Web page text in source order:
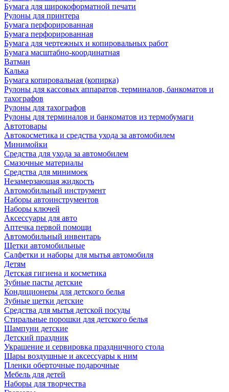
Бумага для широкоформатной печати
Рулоны для принтера
Бумага перфорированная
Бумага перфорированная
Бумага для чертежных и копировальных работ
Бумага масштабно-координатная
Ватман
Калька
Бумага копировальная (копирка)
Рулоны для кассовых аппаратов, терминалов, банкоматов и
тахографов
Рулоны для тахографов
Рулоны для терминалов и банкоматов из термобумаги
Автотовары
Автокосметика и средства ухода за автомобилем
Минимойки
Средства для ухода за автомобилем
Смазочные материалы
Средства для минимоек
Незамерзающая жидкость
Автомобильный инструмент
Наборы автоинструментов
Наборы ключей
Аксессуары для авто
Аптечка первой помощи
Автомобильный инвентарь
Щетки автомобильные
Салфетки и наборы для мытья автомобиля
Детям
Детская гигиена и косметика
Зубные пасты детские
Кондиционеры для детского белья
Зубные щетки детские
Средства для мытья детской посуды
Стиральные порошки для детского белья
Шампуни детские
Детский праздник
Украшение и сервировка праздничного стола
Шары воздушные и аксессуары к ним
Пленки оберточные подарочные
Мебель для детей
Наборы для творчества